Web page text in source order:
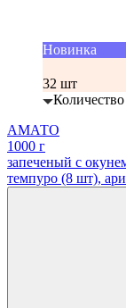
Новинка
32 шт
АМАТО
1000 г
запеченый с
темпуро (8 шт),